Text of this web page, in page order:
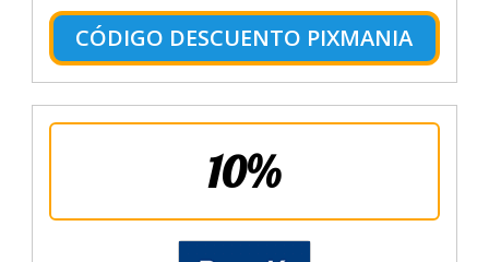
CÓDIGO DESCUENTO PIXMANIA
10%